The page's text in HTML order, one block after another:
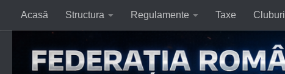
Skip to content
Acasă Structura Regulamente Taxe Cluburi